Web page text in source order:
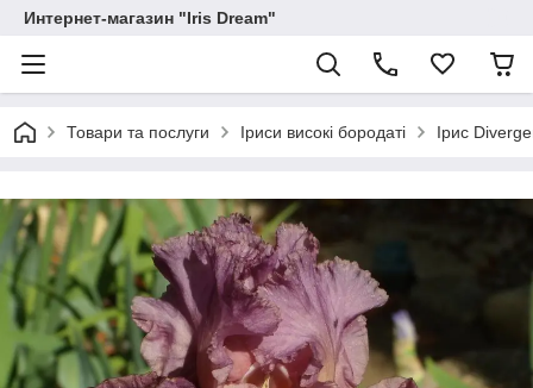
Интернет-магазин "Iris Dream"
Товари та послуги Іриси високі бородаті Ірис